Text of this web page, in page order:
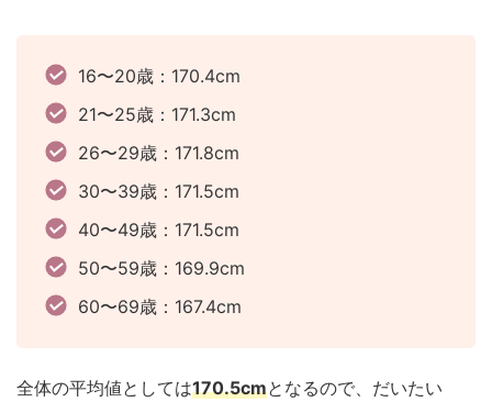
16〜20歳：170.4cm
21〜25歳：171.3cm
26〜29歳：171.8cm
30〜39歳：171.5cm
40〜49歳：171.5cm
50〜59歳：169.9cm
60〜69歳：167.4cm
全体の平均値としては170.5cmとなるので、だいたい